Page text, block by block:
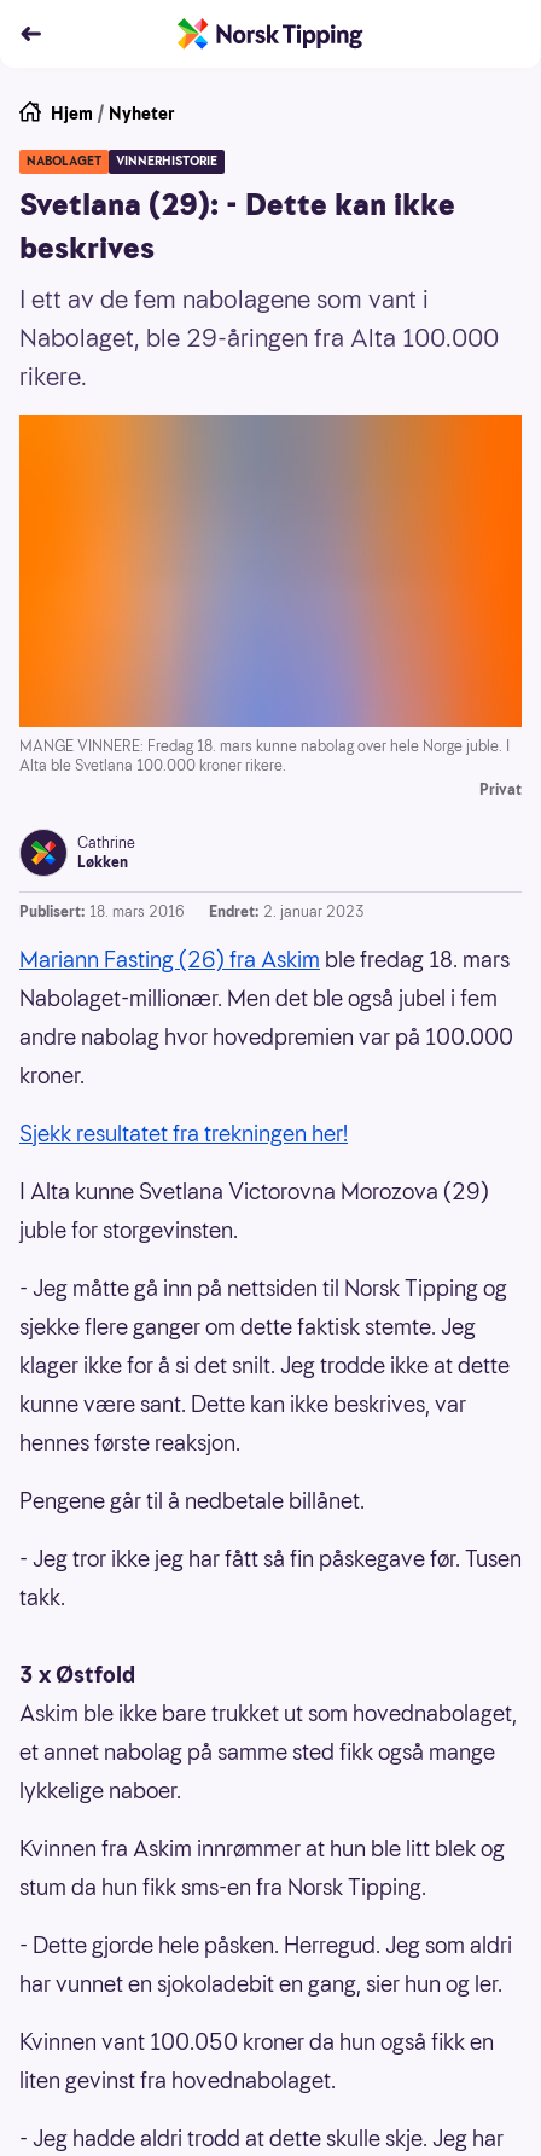
Hjem / Nyheter
NABOLAGET VINNERHISTORIE
Svetlana (29): - Dette kan ikke
beskrives
I ett av de fem nabolagene som vant i
Nabolaget, ble 29-åringen fra Alta 100.000
rikere.
MANGE VINNERE: Fredag 18. mars kunne nabolag over hele Norge juble. I
Alta ble Svetlana 100.000 kroner rikere.
Privat
Cathrine
Løkken
Publisert: 18. mars 2016 Endret: 2. januar 2023
Mariann Fasting (26) fra Askim ble fredag 18. mars
Nabolaget-millionær. Men det ble også jubel i fem
andre nabolag hvor hovedpremien var på 100.000
kroner.
Sjekk resultatet fra trekningen her!
I Alta kunne Svetlana Victorovna Morozova (29)
juble for storgevinsten.
- Jeg måtte gå inn på nettsiden til Norsk Tipping og
sjekke flere ganger om dette faktisk stemte. Jeg
klager ikke for å si det snilt. Jeg trodde ikke at dette
kunne være sant. Dette kan ikke beskrives, var
hennes første reaksjon.
Pengene går til å nedbetale billånet.
- Jeg tror ikke jeg har fått så fin påskegave før. Tusen
takk.
3 x Østfold
Askim ble ikke bare trukket ut som hovednabolaget,
et annet nabolag på samme sted fikk også mange
lykkelige naboer.
Kvinnen fra Askim innrømmer at hun ble litt blek og
stum da hun fikk sms-en fra Norsk Tipping.
- Dette gjorde hele påsken. Herregud. Jeg som aldri
har vunnet en sjokoladebit en gang, sier hun og ler.
Kvinnen vant 100.050 kroner da hun også fikk en
liten gevinst fra hovednabolaget.
- Jeg hadde aldri trodd at dette skulle skje. Jeg har